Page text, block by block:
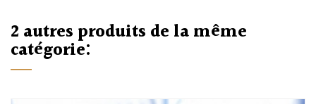
2 autres produits de la même
catégorie: